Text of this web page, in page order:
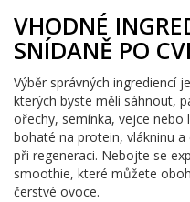
VHODNÉ
SNÍDANĚ PO
Výběr správných ingrediencí
kterých byste měli sáhnout,
ořechy, semínka, vejce
bohaté na protein, vlákninu
při regeneraci. Nebojte se
smoothie, které můžete
čerstvé ovoce.